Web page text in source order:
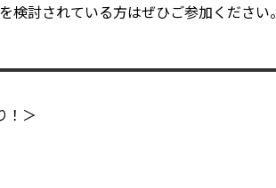
討されている方はぜひご参加ください。
！＞